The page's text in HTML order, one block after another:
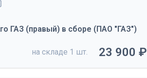
ГАЗ (правый) в сборе (ПАО "ГАЗ")
на складе 1 шт. 23 900 ₽